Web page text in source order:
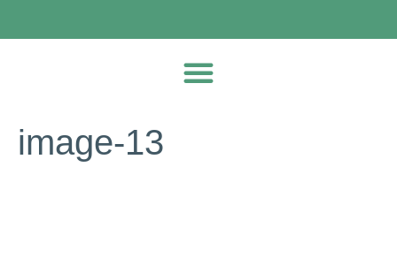
image-13